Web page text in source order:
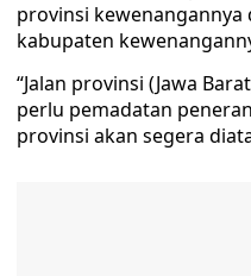
provinsi kewenangannya
kabupaten
“Jalan provinsi (Jawa
perlu pemadatan
provinsi akan segera